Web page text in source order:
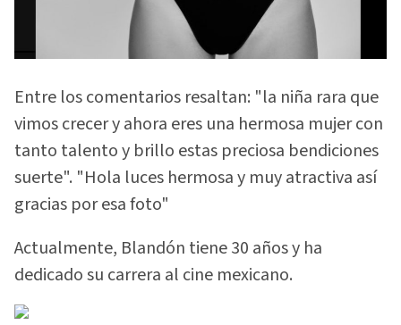
Entre los comentarios resaltan: "la niña rara que
vimos crecer y ahora eres una hermosa mujer con
tanto talento y brillo estas preciosa bendiciones
suerte". "Hola luces hermosa y muy atractiva así
gracias por esa foto"
Actualmente, Blandón tiene 30 años y ha
dedicado su carrera al cine mexicano.